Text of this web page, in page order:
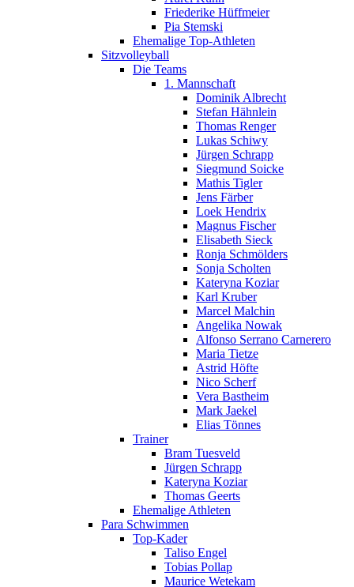
Friederike Hüffmeier
Pia Stemski
Ehemalige Top-Athleten
Sitzvolleyball
Die Teams
1. Mannschaft
Dominik Albrecht
Stefan Hähnlein
Thomas Renger
Lukas Schiwy
Jürgen Schrapp
Siegmund Soicke
Mathis Tigler
Jens Färber
Loek Hendrix
Magnus Fischer
Elisabeth Sieck
Ronja Schmölders
Sonja Scholten
Kateryna Koziar
Karl Kruber
Marcel Malchin
Angelika Nowak
Alfonso Serrano Carnerero
Maria Tietze
Astrid Höfte
Nico Scherf
Vera Bastheim
Mark Jaekel
Elias Tönnes
Trainer
Bram Tuesveld
Jürgen Schrapp
Kateryna Koziar
Thomas Geerts
Ehemalige Athleten
Para Schwimmen
Top-Kader
Taliso Engel
Tobias Pollap
Maurice Wetekam